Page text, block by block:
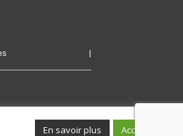
En savoir plus Accepter